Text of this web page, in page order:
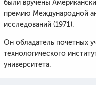
были вручены
премию Международной
исследований (1971).
Он обладатель почетных
технологического
университета.